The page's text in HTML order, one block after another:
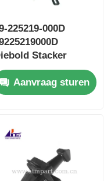
225219-000D
Stacker
Door ATM
Aanvraag sturen